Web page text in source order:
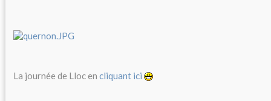
La journée de Lloc en cliquant ici